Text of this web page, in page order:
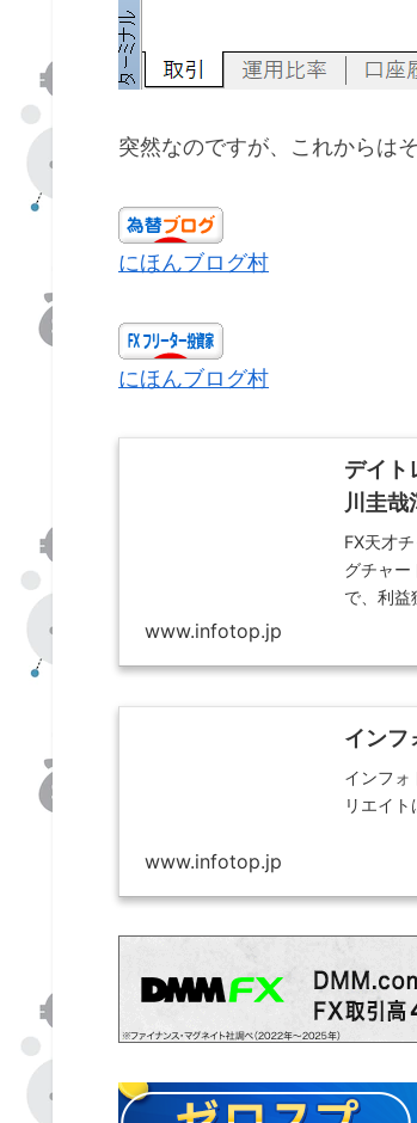
突然なのですが、これからは
にほんブログ村
にほんブログ村
デイト
川圭哉
FX天才
グチャー
で、利益
www.infotop.jp
インフ
インフォ
リエイ
www.infotop.jp